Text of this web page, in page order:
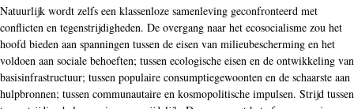
Natuurlijk wordt zelfs een klassenloze samenleving geconfronteerd met
conflicten en tegenstrijdigheden. De overgang naar het ecosocialisme zou het
hoofd bieden aan spanningen tussen de eisen van milieubescherming en het
voldoen aan sociale behoeften; tussen ecologische eisen en de ontwikkeling van
basisinfrastructuur; tussen populaire consumptiegewoonten en de schaarste aan
hulpbronnen; tussen communautaire en kosmopolitische impulsen. Strijd tussen